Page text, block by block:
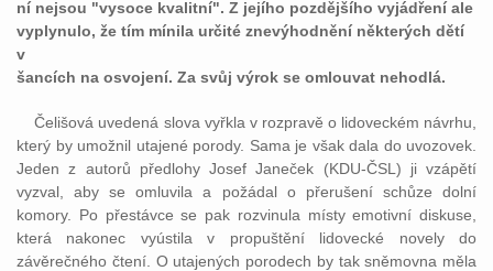
ní nejsou "vysoce kvalitní". Z jejího pozdějšího vyjádření ale
vyplynulo, že tím mínila určité znevýhodnění některých dětí
v
šancích na osvojení. Za svůj výrok se omlouvat nehodlá.
Čelišová uvedená slova vyřkla v rozpravě o lidoveckém návrhu,
který by umožnil utajené porody. Sama je však dala do uvozovek.
Jeden z autorů předlohy Josef Janeček (KDU-ČSL) ji vzápětí
vyzval, aby se omluvila a požádal o přerušení schůze dolní
komory. Po přestávce se pak rozvinula místy emotivní diskuse,
která nakonec vyústila v propuštění lidovecké novely do
závěrečného čtení. O utajených porodech by tak sněmovna měla